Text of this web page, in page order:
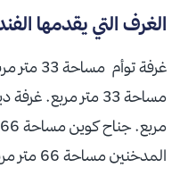
الغرف التي يقدمها
غرفة
المدخنين مساحة 66 متر مربع.